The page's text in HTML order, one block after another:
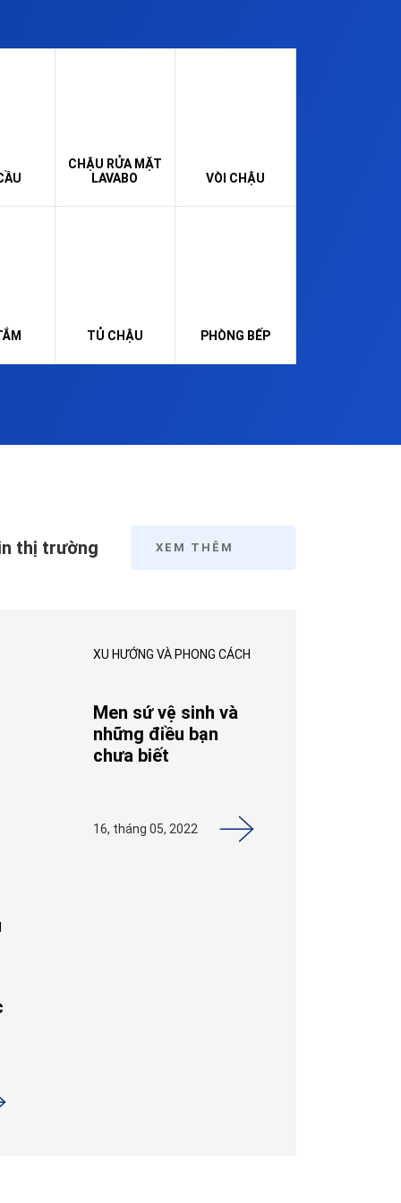
CHẬU RỬA MẶT
LAVABO
VÒI CHẬU
TỦ CHẬU PHÒNG BẾP
thị trường XEM THÊM
XU HƯỚNG VÀ PHONG CÁCH
Men sứ vệ sinh và
những điều bạn
chưa biết
16, tháng 05, 2022